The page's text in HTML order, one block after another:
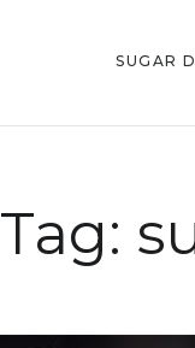
SUGAR
Tag: